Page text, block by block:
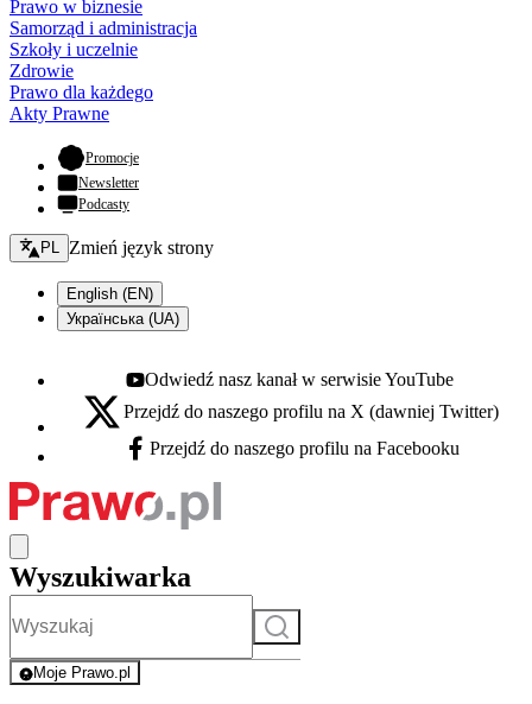
Prawo w biznesie
Samorząd i administracja
Szkoły i uczelnie
Zdrowie
Prawo dla każdego
Akty Prawne
Promocje- otwiera się w nowej karcie
Newsletter
Podcasty
Zmień język - bieżący:
PL Zmień język strony
English (EN)
Українська (UA)
Youtube - otwiera się w nowej karcie
Odwiedź nasz kanał w serwisie YouTube
X - otwiera się w nowej karcie
Przejdź do naszego profilu na X (dawniej Twitter)
Facebook - otwiera się w nowej karcie
Przejdź do naszego profilu na Facebooku
Wyszukiwarka
Szukaj
Moje Prawo.pl
- rejestracja i logowanie do serwisu